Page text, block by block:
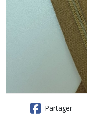
Partager